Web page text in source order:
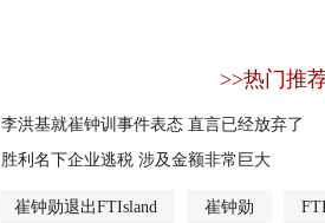
>>热门推
李洪基就崔钟训事件表态 直言已经放弃了
胜利名下企业逃税 涉及金额非常巨大
崔钟勋退出FTIsland 崔钟勋